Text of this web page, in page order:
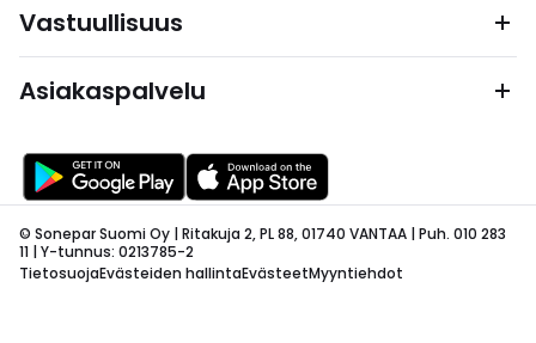
Vastuullisuus
Asiakaspalvelu
© Sonepar Suomi Oy | Ritakuja 2, PL 88, 01740 VANTAA | Puh. 010 283
11 | Y-tunnus: 0213785-2
TietosuojaEvästeiden hallintaEvästeetMyyntiehdot